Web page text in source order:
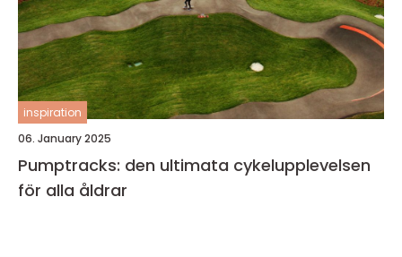
inspiration
06. January 2025
Pumptracks: den ultimata cykelupplevelsen
för alla åldrar